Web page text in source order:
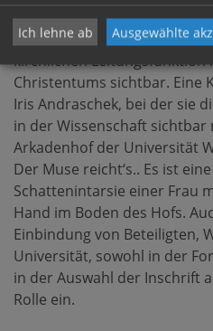
„[HERVORRAGEND [UNTER
der heiligen Junia eine Frau
kirchlichen Leitungsfunktion
Christentums sichtbar. Eine
Iris Andraschek, bei der sie
in der Wissenschaft
Arkadenhof der Universität
Der Muse reicht‘s.. Es ist
Schattenintarsie einer Frau
Hand im Boden des Hofs.
Einbindung von Beteiligten,
Universität, sowohl in der
in der Auswahl der Inschrift
Rolle ein.
Ich lehne ab Ausgewählte